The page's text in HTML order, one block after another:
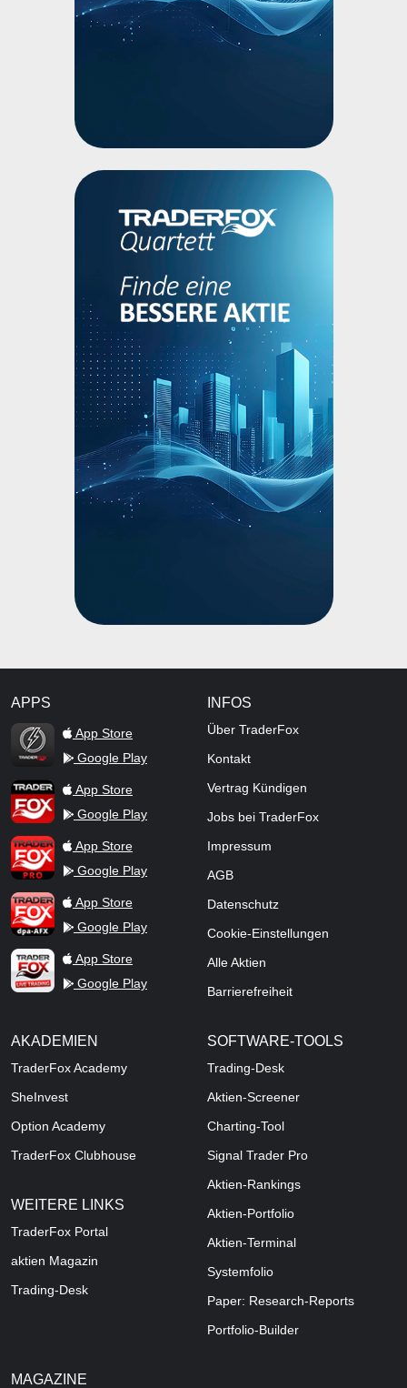
APPS
TraderFox Flash
App Store
Google Play
TraderFox AppApp Store
Google Play
TraderFox ProApp Store
Google Play
TraderFox dpa-AFX ProFeed
App Store
Google Play
TraderFox Live Trading
App Store
Google Play
INFOS
Über TraderFox
Kontakt
Vertrag Kündigen
Jobs bei TraderFox
Impressum
AGB
Datenschutz
Cookie-Einstellungen
Alle Aktien
Barrierefreiheit
AKADEMIEN
TraderFox Academy
SheInvest
Option Academy
TraderFox Clubhouse
WEITERE LINKS
TraderFox Portal
aktien Magazin
Trading-Desk
SOFTWARE-TOOLS
Trading-Desk
Aktien-Screener
Charting-Tool
Signal Trader Pro
Aktien-Rankings
Aktien-Portfolio
Aktien-Terminal
Systemfolio
Paper: Research-Reports
Portfolio-Builder
MAGAZINE